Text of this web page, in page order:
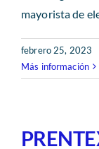
mayorista de
febrero 25, 2023
Más información